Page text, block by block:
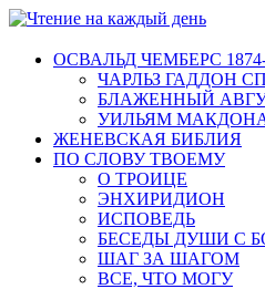
ОСВАЛЬД ЧЕМБЕРС 1874-
ЧАРЛЬЗ ГАДДОН
БЛАЖЕННЫЙ
УИЛЬЯМ
ЖЕНЕВСКАЯ БИБЛИЯ
ПО СЛОВУ ТВОЕМУ
О ТРОИЦЕ
ЭНХИРИДИОН
ИСПОВЕДЬ
БЕСЕДЫ ДУШИ С
ШАГ ЗА ШАГОМ
ВСЕ, ЧТО МОГУ